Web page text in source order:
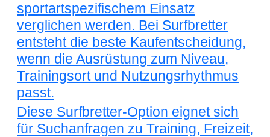
sportartspezifischem Einsatz
verglichen werden. Bei Surfbretter
entsteht die beste Kaufentscheidung,
wenn die Ausrüstung zum Niveau,
Trainingsort und Nutzungsrhythmus
passt.
Diese Surfbretter-Option eignet sich
für Suchanfragen zu Training, Freizeit,